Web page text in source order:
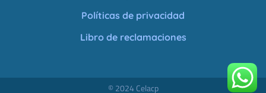
Políticas de privacidad
Libro de reclamaciones
© 2024 Celacp